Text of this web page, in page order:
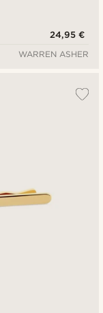
24,95 €
WARREN ASHER